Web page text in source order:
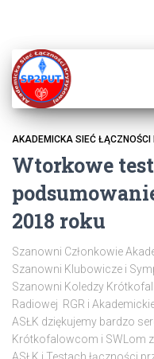
AKADEMICKA SIEĆ ŁĄCZNOŚCI
Wtorkowe
2018 roku
Szanowni Członkowie
Szanowni Klubowicze i
Szanowni Koledzy
Radiowej RGR i
ASŁK dziękujemy bardzo
Krótkofalowcom i SWLom